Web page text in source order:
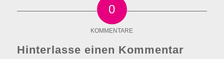
0
KOMMENTARE
Hinterlasse einen Kommentar